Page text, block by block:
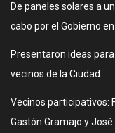
De paneles solares a
cabo por el Gobierno en
Presentaron ideas
vecinos de la Ciudad.
Vecinos participativos:
Gastón Gramajo y